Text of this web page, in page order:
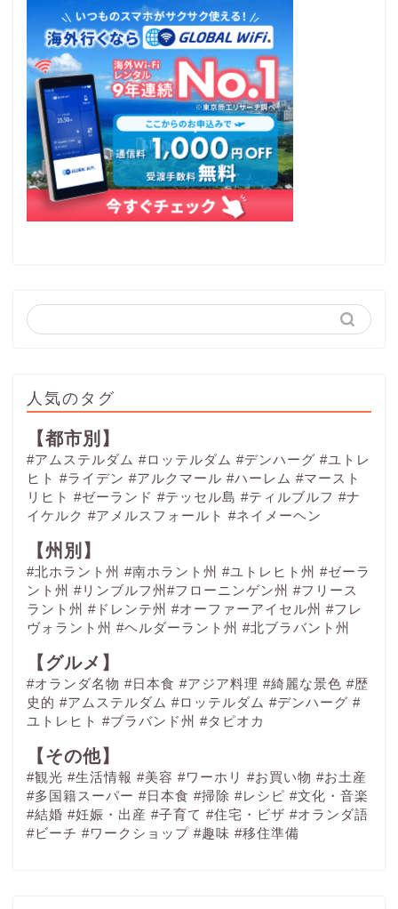
人気のタグ
【都市別】
#アムステルダム #ロッテルダム #デンハーグ #ユトレ
ヒト #ライデン #アルクマール #ハーレム #マースト
リヒト #ゼーランド #テッセル島 #ティルブルフ #ナ
イケルク #アメルスフォールト #ネイメーヘン
【州別】
#北ホラント州 #南ホラント州 #ユトレヒト州 #ゼーラ
ント州 #リンブルフ州#フローニンゲン州 #フリース
ラント州 #ドレンテ州 #オーファーアイセル州 #フレ
ヴォラント州 #ヘルダーラント州 #北ブラバント州
【グルメ】
#オランダ名物 #日本食 #アジア料理 #綺麗な景色 #歴
史的 #アムステルダム #ロッテルダム #デンハーグ #
ユトレヒト #ブラバンド州 #タピオカ
【その他】
#観光 #生活情報 #美容 #ワーホリ #お買い物 #お土産
#多国籍スーパー #日本食 #掃除 #レシピ #文化・音楽
#結婚 #妊娠・出産 #子育て #住宅・ビザ #オランダ語
#ビーチ #ワークショップ #趣味 #移住準備